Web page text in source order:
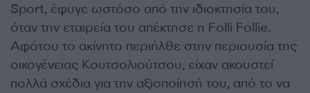
Sport, έφυγε ωστόσο από την ιδιοκτησία του,
όταν την εταιρεία του απέκτησε η Folli Follie.
Αφότου το ακίνητο περιήλθε στην περιουσία της
οικογένειας Κουτσολιούτσου, είχαν ακουστεί
πολλά σχέδια για την αξιοποίησή του, από το να